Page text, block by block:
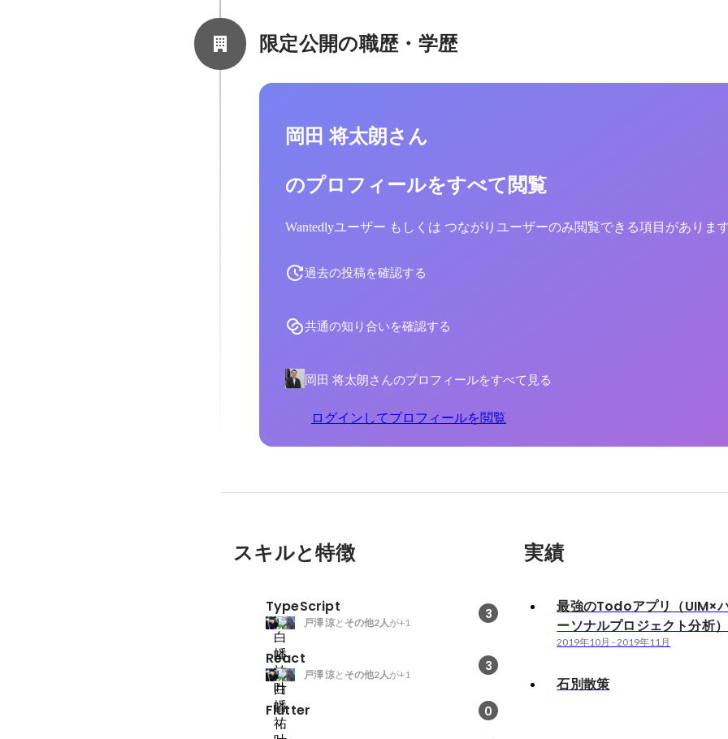
限定公開の職歴・学歴
岡田 将太朗さん
のプロフィールをすべて閲覧
Wantedlyユーザー もしくは つながりユーザーのみ閲覧できる項目がありま
過去の投稿を確認する
共通の知り合いを確認する
岡田 将太朗さんのプロフィールをすべて見る
ログインしてプロフィールを閲覧
スキルと特徴
TypeScript 3
戸澤 涼と その他2人が+1
React 3
戸澤 涼と その他2人が+1
Flutter 0
実績
最強のTodoアプリ（UIM×
ーソナルプロジェクト分析）
2019年10月 -2019年11月
石別散策